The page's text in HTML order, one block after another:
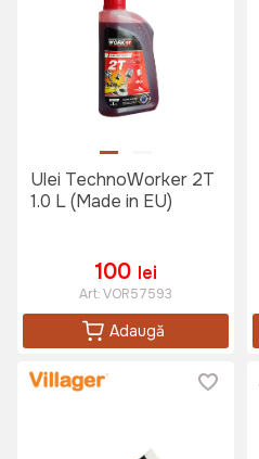
Ulei TechnoWorker 2T
1.0 L (Made in EU)
100 lei
Art:VOR57593
Adaugă